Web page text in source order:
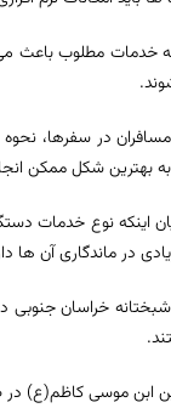
خدمات مطلوب باعث
در سفرها،
بهترین شکل ممکن
اینکه نوع خدمات
در ماندگاری آن ها
خراسان جنوبی
ابن موسی